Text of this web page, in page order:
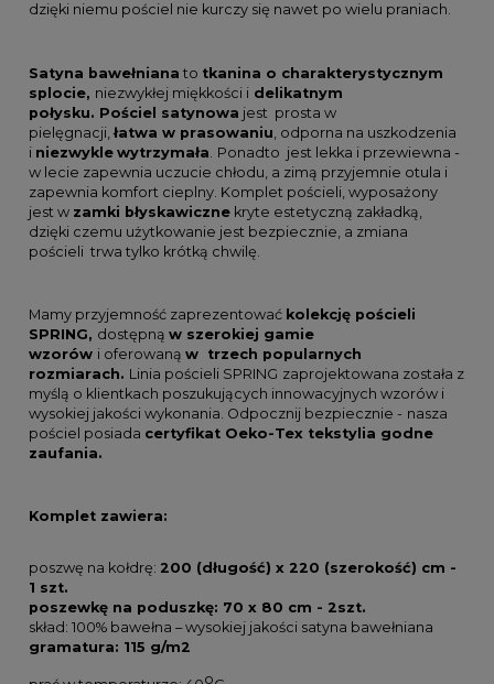
dzięki niemu pościel nie kurczy się nawet po wielu praniach.
Satyna bawełniana to tkanina o charakterystycznym
splocie, niezwykłej miękkości idelikatnym
połysku. Pościel satynowa jest prosta w
pielęgnacji, łatwa w prasowaniu , odporna na uszkodzenia
i niezwykle wytrzymała Ponadto jest lekka i przewiewna -
w lecie zapewnia uczucie chłodu, a zimą przyjemnie otula i
zapewnia komfort cieplny. Komplet pościeli, wyposażony
jest w zamki błyskawicznekryte estetyczną zakładką,
dzięki czemu użytkowanie jest bezpiecznie, a zmiana
pościeli trwa tylko krótką chwilę.
Mamy przyjemność zaprezentować kolekcję pościeli
SPRING, dostępną w szerokiej gamie
wzorów i oferowaną w trzech popularnych
rozmiarach. Linia pościeli SPRING zaprojektowana została z
myślą o klientkach poszukujących innowacyjnych wzorów i
wysokiej jakości wykonania. Odpocznij bezpiecznie - nasza
pościel posiada certyfikat Oeko-Tex tekstylia godne
zaufania.
Komplet zawiera:
poszwę na kołdrę: 200 (długość) x 220 (szerokość) cm -
1 szt.
poszewkę na poduszkę: 70 x 80 cm - 2szt.
skład: 100% bawełna – wysokiej jakości satyna bawełniana
gramatura: 115 g/m2
o